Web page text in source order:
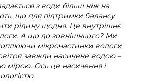
з води більш ніж на
що для підтримки балансу
рідину щодня. Це внутрішнє
А що до зовнішнього? Ми
мікрочастинки вологи
завжди насичене водою –
мірою. Ось це насичення і